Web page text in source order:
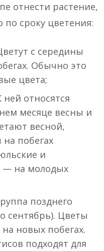
отнести растение,
сроку цветения:
с середины
Обычно это
цвета;
ней относятся
месяце весны и
весной,
побегах
и
— на молодых
позднего
сентябрь). Цветы
новых побегах.
подходят для